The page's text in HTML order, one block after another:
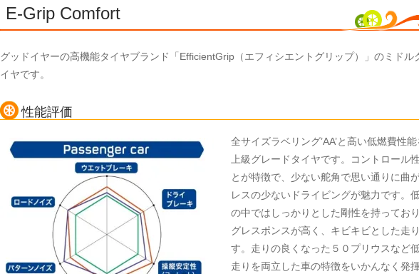
E-Grip Comfort
グッドイヤーの高機能タイヤブランド「EfficientGrip（エフィシエントグリップ）」のミドル
イヤです。
性能評価
全サイズラベリング’AA’と高い低燃費性
上級グレードタイヤです。コントロール
とが特徴で、少ない舵角で思い通りに曲
レスの少ないドライビングが魅力です。
の中ではしっかりとした剛性を持ってお
グレスポンスが高く、キビキビとした走
す。走りの良くなった５０プリウスなど
走りを両立した車の特徴をいかんなく発